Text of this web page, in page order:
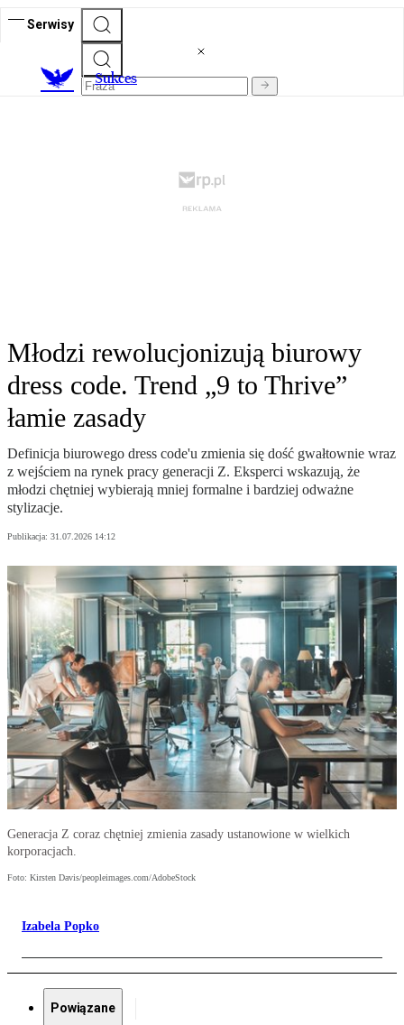
Serwisy
Sukces
Młodzi rewolucjonizują biurowy
dress code. Trend „9 to Thrive”
łamie zasady
Definicja biurowego dress code'u zmienia się dość gwałtownie wraz
z wejściem na rynek pracy generacji Z. Eksperci wskazują, że
młodzi chętniej wybierają mniej formalne i bardziej odważne
stylizacje.
Publikacja: 31.07.2026 14:12
Generacja Z coraz chętniej zmienia zasady ustanowione w wielkich
korporacjach.
Foto: Kirsten Davis/peopleimages.com/AdobeStock
Izabela Popko
Powiązane